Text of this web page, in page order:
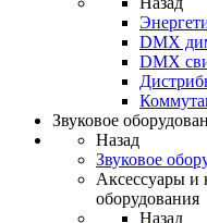
DMX
DMX
Звуковое
Назад
Звуковое
Аксессуары и
оборудования
Назад